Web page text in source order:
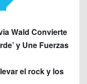
Wald Convierte
y Une Fuerzas
el rock y los